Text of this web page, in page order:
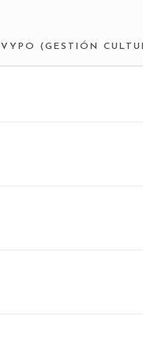
VYPO (GESTIÓN